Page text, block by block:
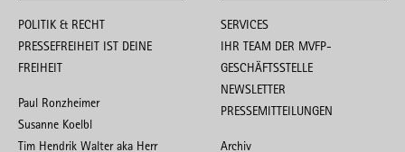
POLITIK & RECHT
PRESSEFREIHEIT IST DEINE
FREIHEIT
Paul Ronzheimer
Susanne Koelbl
Tim Hendrik Walter aka Herr
SERVICES
IHR TEAM DER MVFP-
GESCHÄFTSSTELLE
NEWSLETTER
PRESSEMITTEILUNGEN
Archiv